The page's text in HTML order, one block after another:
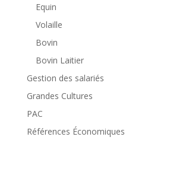
Equin
Volaille
Bovin
Bovin Laitier
Gestion des salariés
Grandes Cultures
PAC
Références Économiques